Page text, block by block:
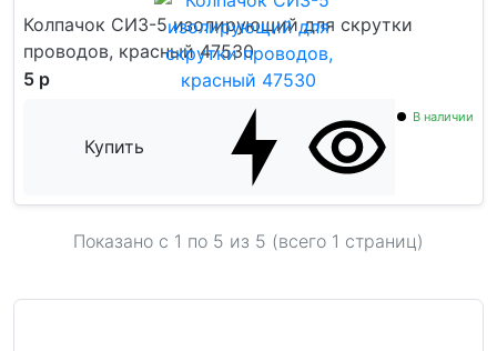
Колпачок СИЗ-5 изолирующий для скрутки
проводов, красный 47530
5 р
Купить
В наличии
Показано с 1 по 5 из 5 (всего 1 страниц)